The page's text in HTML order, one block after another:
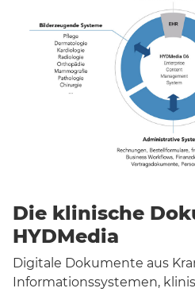
Die klinische
HYDMedia
Digitale Dokumente aus
Informationssystemen,